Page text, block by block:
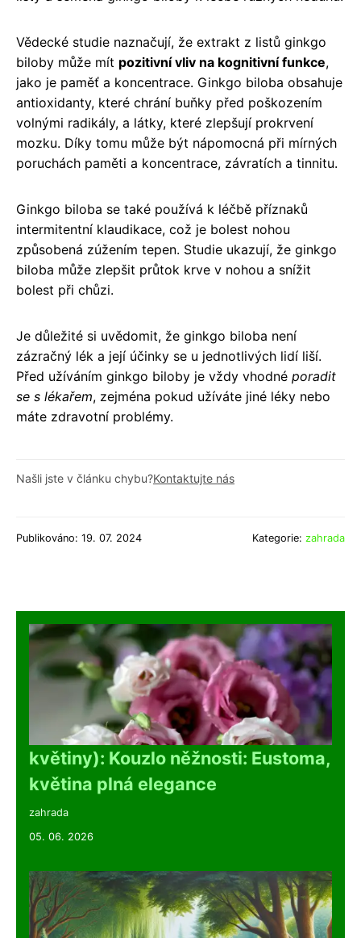
Vědecké studie naznačují, že extrakt z listů ginkgo
biloby může mít pozitivní vliv na kognitivní funkce,
jako je paměť a koncentrace. Ginkgo biloba obsahuje
antioxidanty, které chrání buňky před poškozením
volnými radikály, a látky, které zlepšují prokrvení
mozku. Díky tomu může být nápomocná při mírných
poruchách paměti a koncentrace, závratích a tinnitu.
Ginkgo biloba se také používá k léčbě příznaků
intermitentní klaudikace, což je bolest nohou
způsobená zúžením tepen. Studie ukazují, že ginkgo
biloba může zlepšit průtok krve v nohou a snížit
bolest při chůzi.
Je důležité si uvědomit, že ginkgo biloba není
zázračný lék a její účinky se u jednotlivých lidí liší.
Před užíváním ginkgo biloby je vždy vhodné poradit
se s lékařem, zejména pokud užíváte jiné léky nebo
máte zdravotní problémy.
Našli jste v článku chybu?Kontaktujte nás
Publikováno: 19. 07. 2024 Kategorie: zahrada
květiny): Kouzlo něžnosti: Eustoma,
květina plná elegance
zahrada
05. 06. 2026